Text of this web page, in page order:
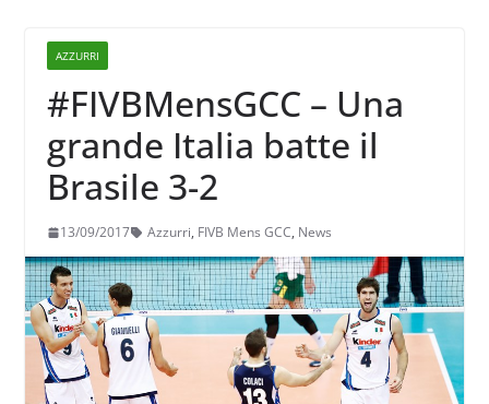
AZZURRI
#FIVBMensGCC – Una
grande Italia batte il
Brasile 3-2
13/09/2017 Azzurri, FIVB Mens GCC, News